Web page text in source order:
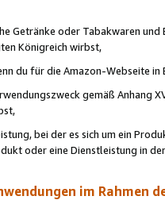
Getränke oder Tabakwaren
Königreich wirbst,
du für die Amazon-Webseite in
gemäß Anhang
bei der es sich um ein
oder eine Dienstleistung in
im Rahmen